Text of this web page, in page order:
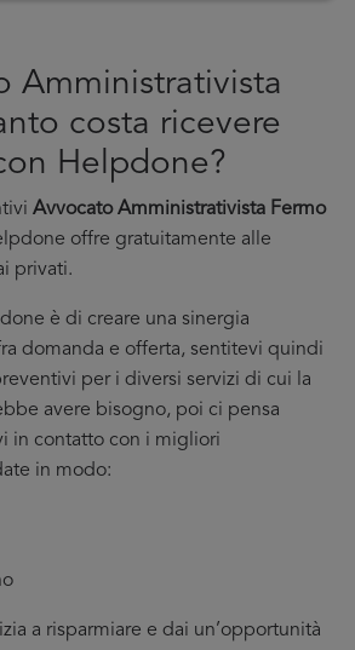
Amministrativista
costa ricevere
Helpdone?
Avvocato Amministrativista Fermo
offre gratuitamente alle
privati.
è di creare una sinergia
domanda e offerta, sentitevi quindi
per i diversi servizi di cui la
avere bisogno, poi ci pensa
in contatto con i migliori
in modo:
a risparmiare e dai un’opportunità